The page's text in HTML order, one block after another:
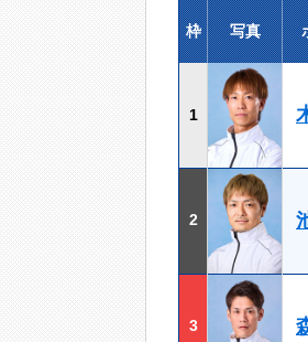
枠 写真
1
2
3